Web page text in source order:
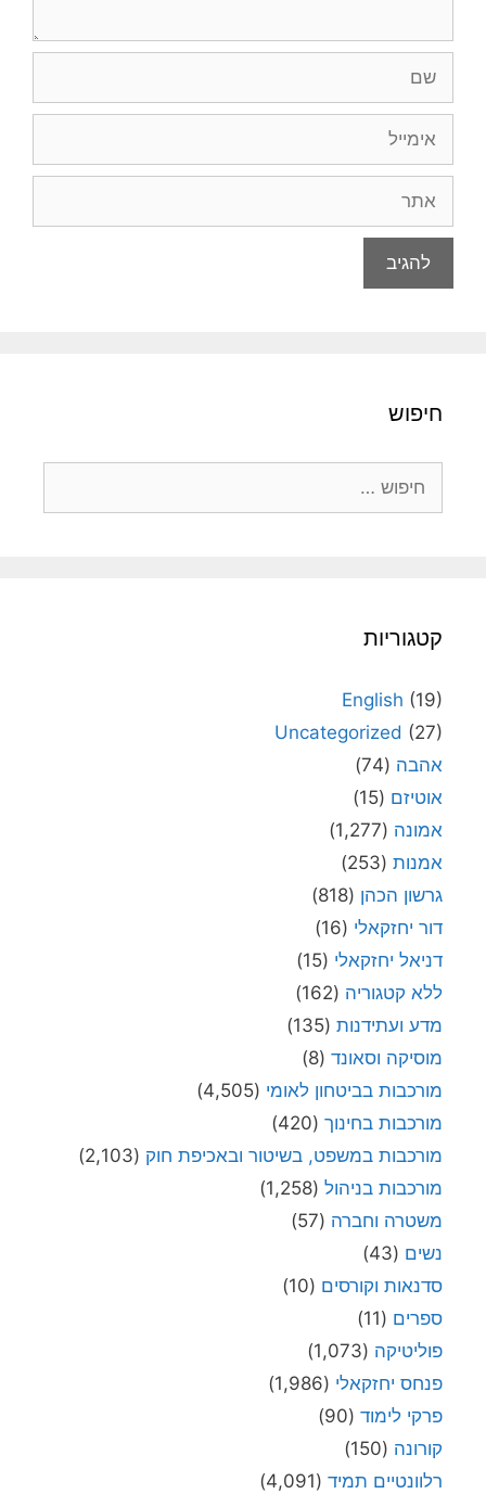
חיפוש
קטגוריות
English (19)
Uncategorized (27)
אהבה (74)
אוטיזם (15)
אמונה (1,277)
אמנות (253)
גרשון הכהן (818)
דור יחזקאלי (16)
דניאל יחזקאלי (15)
ללא קטגוריה (162)
מדע ועתידנות (135)
מוסיקה וסאונד (8)
מורכבות בביטחון לאומי (4,505)
מורכבות בחינוך (420)
מורכבות במשפט, בשיטור ובאכיפת חוק (2,103)
מורכבות בניהול (1,258)
משטרה וחברה (57)
נשים (43)
סדנאות וקורסים (10)
ספרים (11)
פוליטיקה (1,073)
פנחס יחזקאלי (1,986)
פרקי לימוד (90)
קורונה (150)
רלוונטיים תמיד (4,091)